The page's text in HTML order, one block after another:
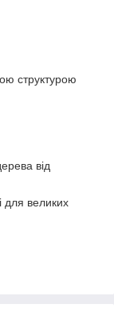
структурою
від
для великих